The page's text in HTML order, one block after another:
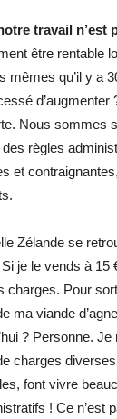
travail n’est
être rentable
mêmes qu’il y a
d’augmenter
Nous sommes
règles
et
Zélande se
je le vends à 15
charges. Pour
ma viande
? Personne.
charges
font vivre
! Ce n’est